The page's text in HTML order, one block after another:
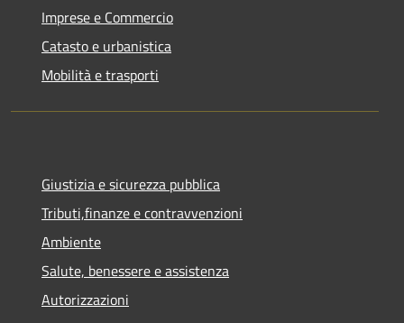
Imprese e Commercio
Catasto e urbanistica
Mobilità e trasporti
Giustizia e sicurezza pubblica
Tributi,finanze e contravvenzioni
Ambiente
Salute, benessere e assistenza
Autorizzazioni